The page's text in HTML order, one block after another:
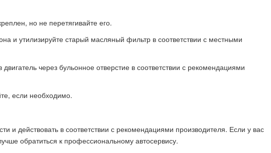
но не перетягивайте его.
и утилизируйте старый масляный фильтр в соответствии с местными
через бульонное отверстие в соответствии с рекомендациями
если необходимо.
и действовать в соответствии с рекомендациями производителя. Если у вас
обратиться к профессиональному автосервису.